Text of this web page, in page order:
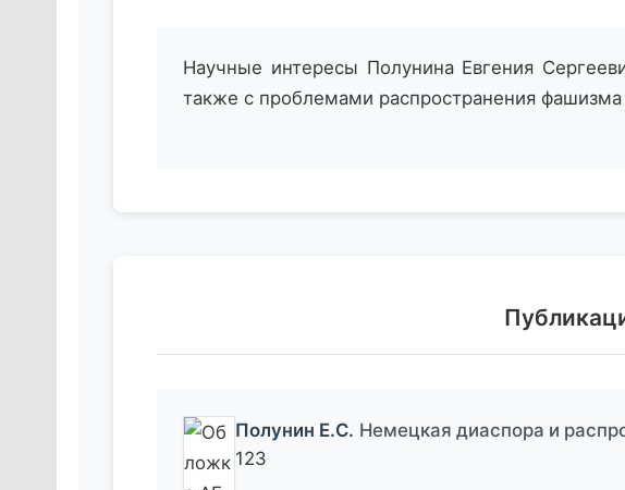
Научные интересы Полунина Евгения
также с проблемами распространения
Полунин Е.С. Немецкая диаспора и
123